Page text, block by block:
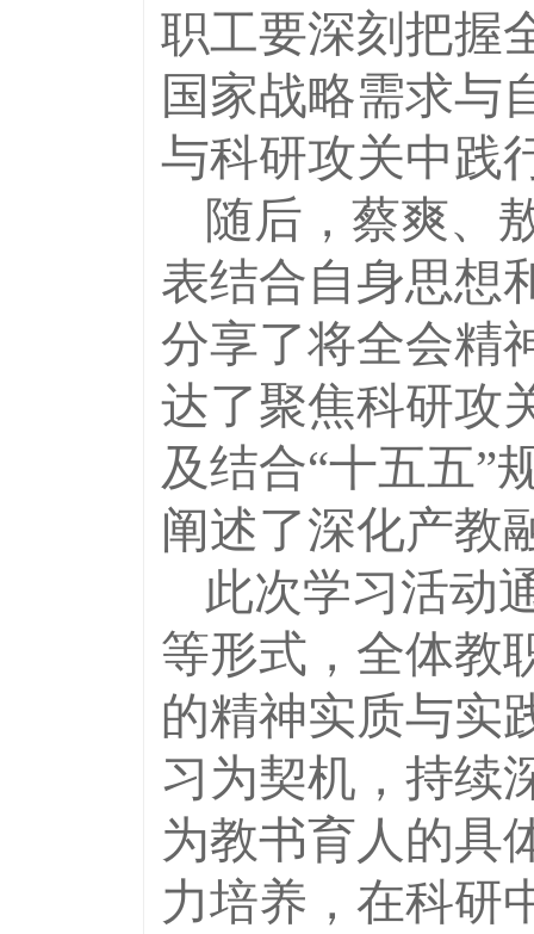
职工要深刻把握
国家战略需求与
与科研攻关中践
随后，蔡爽、
表结合自身思想
分享了将全会精
达了聚焦科研攻
及结合“十五五”
阐述了深化产教
此次学习活动
等形式，全体教
的精神实质与实
习为契机，持续
为教书育人的具
力培养，在科研